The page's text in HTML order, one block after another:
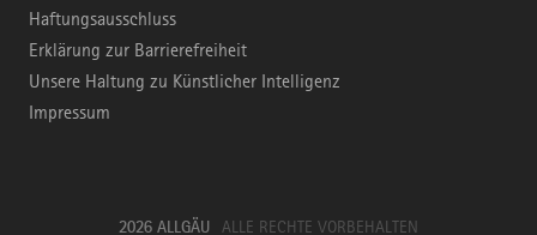
Haftungsausschluss
Erklärung zur Barrierefreiheit
Unsere Haltung zu Künstlicher Intelligenz
Impressum
2026 ALLGÄU ALLE RECHTE VORBEHALTEN